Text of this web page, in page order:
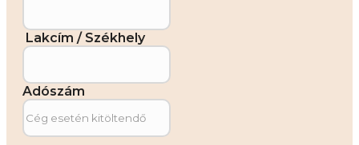
Lakcím / Székhely
Adószám